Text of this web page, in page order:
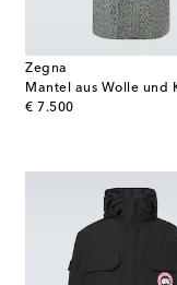
Zegna
Mantel aus Wolle und
€ 7.500
original price